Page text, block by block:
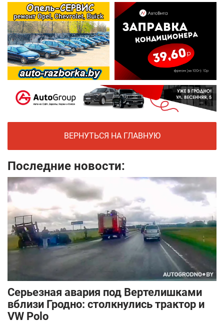
ВЕРНУТЬСЯ НА ГЛАВНУЮ
Последние новости:
Серьезная авария под Вертелишками
вблизи Гродно: столкнулись трактор и
VW Polo